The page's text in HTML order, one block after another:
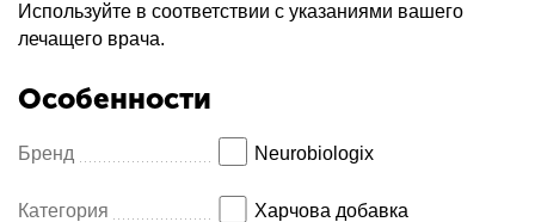
Используйте в соответствии с указаниями вашего
лечащего врача.
Особенности
Бренд Neurobiologix
Категория Харчова добавка